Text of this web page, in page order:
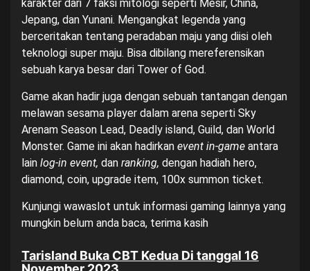
karakter dari 7 faksi mitologi seperti Mesir, China,
Jepang, dan Yunani. Mengangkat legenda yang
berceritakan tentang peradaban maju yang diisi oleh
teknologi super maju. Bisa dibilang mereferensikan
sebuah karya besar dari Tower of God.
Game akan hadir juga dengan sebuah tantangan dengan
melawan sesama player dalam arena seperti Sky
Arenam Season Lead, Deadly island, Guild, dan World
Monster. Game ini akan hadirkan event in-game antara
lain log-in event, dan ranking, dengan hadiah hero,
diamond, coin, upgrade item, 100x summon ticket.
Kunjungi wawaslot untuk informasi gaming lainnya yang
mungkin belum anda baca, terima kasih
Tarisland Buka CBT Kedua Di tanggal 16